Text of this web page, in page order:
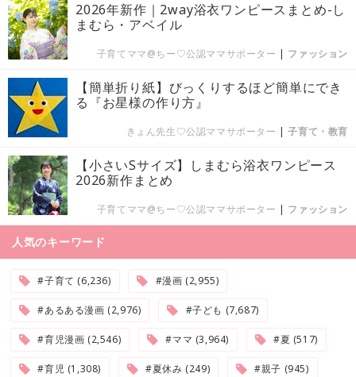
2026年新作｜2way浴衣ワンピースまとめ-し
まむら・アベイル
子育てママ@ちー♡公認ママサポーター | ファッション
【簡単折り紙】びっくりするほど簡単にでき
る『お星様の作り方』
きょん先生♡公認ママサポーター |子育て・教育
【小さいSサイズ】しまむら浴衣ワンピース
2026新作まとめ
子育てママ@ちー♡公認ママサポーター | ファッション
人気のキーワード
#子育て (6,236) #漫画 (2,955)
#あるある漫画 (2,976) #子ども (7,687)
#育児漫画 (2,546) #ママ (3,964) #夏 (517)
#育児 (1,308) #夏休み (249) #親子 (945)